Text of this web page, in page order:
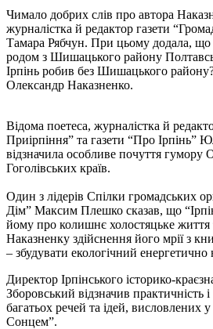
Чимало добрих слів про автора
журналістка й редактор газети
Тамара Рябчун. При цьому додала, що
родом з Шишацького району
Ірпінь робив без Шишацького
Олександр Наказненко.
Відома поетеса, журналістка й
Приірпіння” та газети “Про Ірпінь”
відзначила особливе почуття гумору
Гоголівських країв.
Один з лідерів Спілки громадських
Дім” Максим Плешко сказав, що
йому про колишнє холостяцьке
Наказненку здійснення його мрії з
– збудувати екологічний
Директор Ірпінського історико-
Зборовський відзначив практичність і
багатьох речей та ідей, висловлених у
Сонцем”.